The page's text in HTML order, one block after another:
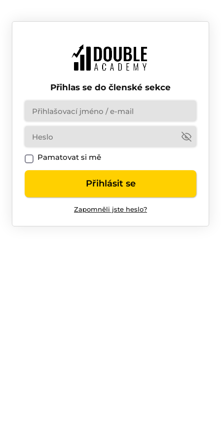
Přihlas se do členské sekce
Pamatovat si mě
Přihlásit se
Zapomněli jste heslo?